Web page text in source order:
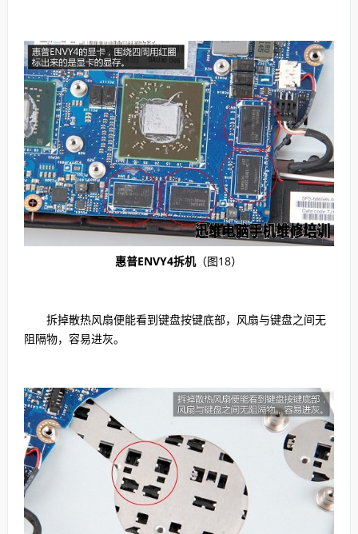
惠普ENVY4拆机（图18）
拆掉散热风扇便能看到键盘按键底部，风扇与键盘之间无
阻隔物，容易进灰。